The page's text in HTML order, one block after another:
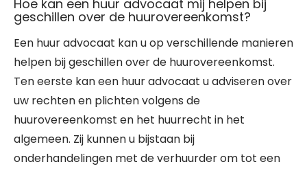
Hoe kan een huur advocaat mij helpen bij
geschillen over de huurovereenkomst?
Een huur advocaat kan u op verschillende manieren
helpen bij geschillen over de huurovereenkomst.
Ten eerste kan een huur advocaat u adviseren over
uw rechten en plichten volgens de
huurovereenkomst en het huurrecht in het
algemeen. Zij kunnen u bijstaan bij
onderhandelingen met de verhuurder om tot een